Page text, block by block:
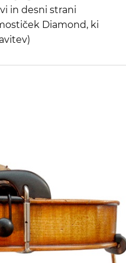
in desni strani
Diamond, ki